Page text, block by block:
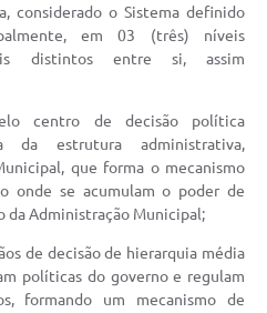
considerado o Sistema definido
em 03 (três) níveis
distintos entre si, assim
centro de decisão política
da estrutura administrativa,
que forma o mecanismo
onde se acumulam o poder de
da Administração Municipal;
de decisão de hierarquia média
políticas do governo e regulam
formando um mecanismo de